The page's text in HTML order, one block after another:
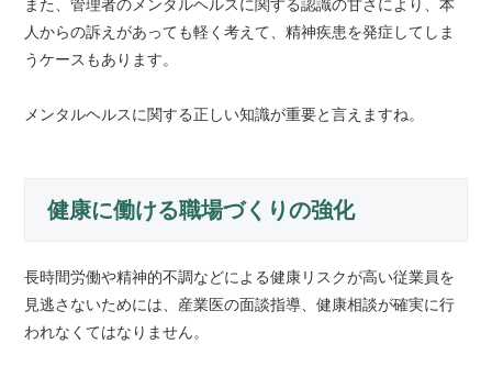
また、管理者のメンタルヘルスに関する認識の甘さにより、本
人からの訴えがあっても軽く考えて、精神疾患を発症してしま
うケースもあります。
メンタルヘルスに関する正しい知識が重要と言えますね。
健康に働ける職場づくりの強化
長時間労働や精神的不調などによる健康リスクが高い従業員を
見逃さないためには、産業医の面談指導、健康相談が確実に行
われなくてはなりません。